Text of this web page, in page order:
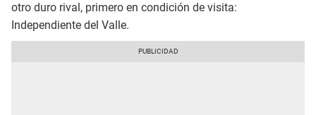
otro duro rival, primero en condición de visita:
Independiente del Valle.